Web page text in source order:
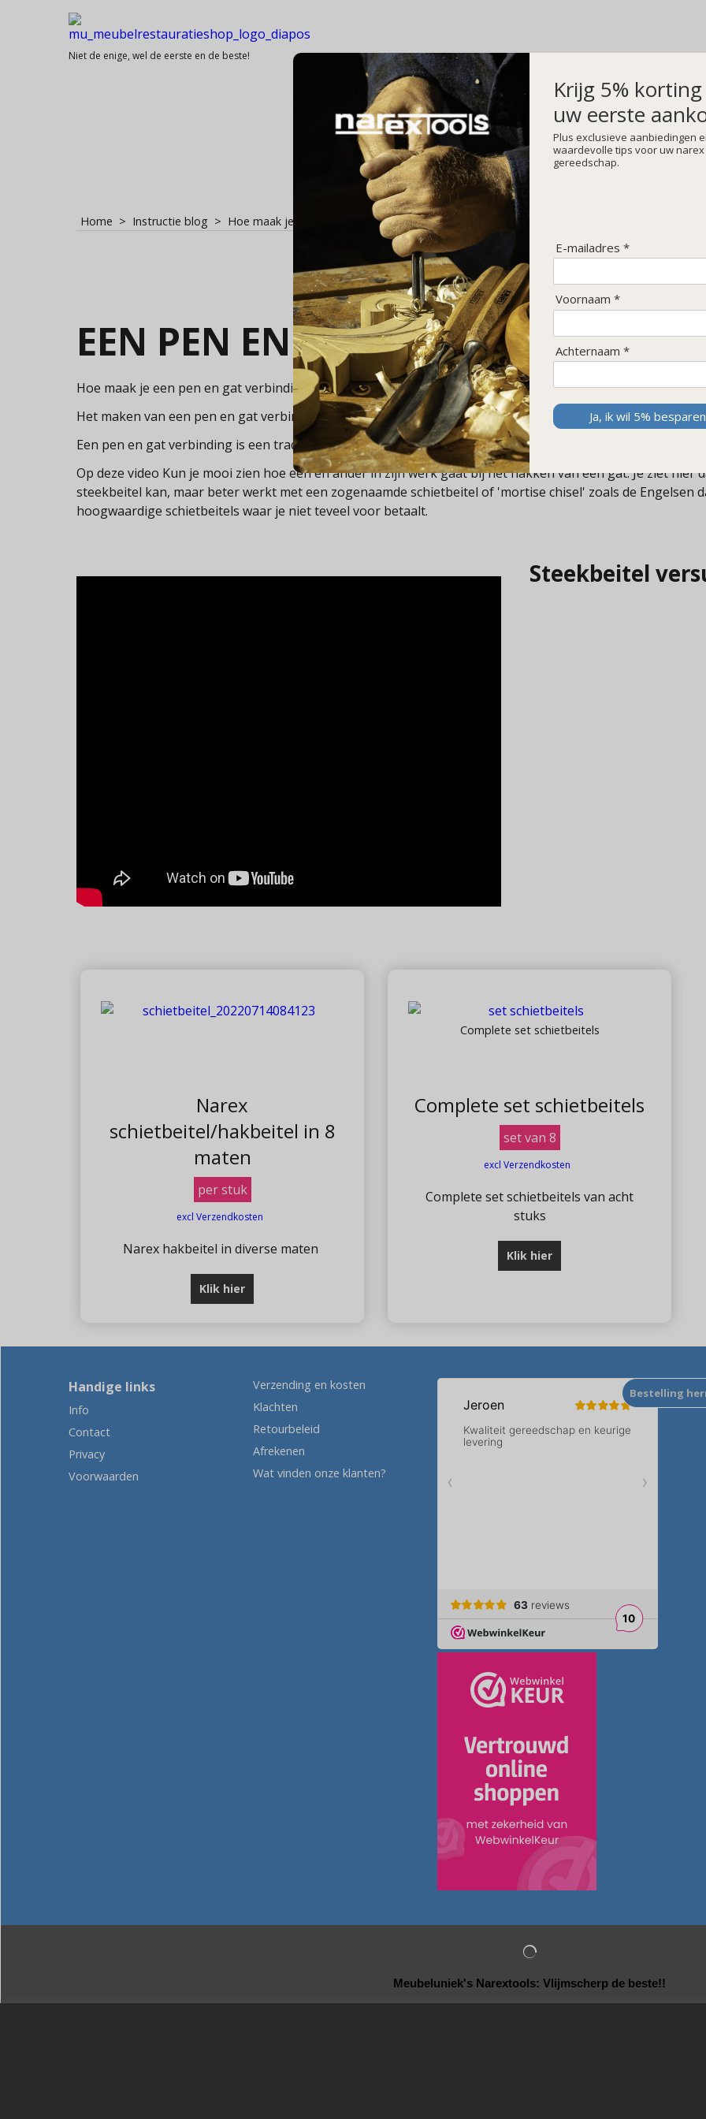
Niet de enige, wel de eerste en de beste!
GRATIS VERZENDING IN NEDERLAND VANAF €150,-
Ontvang 5% korting op uw eerste bestelling!
Home > Instructie blog > Hoe maak je een pen- en gat verbinding?
Een pen en gat verbinding
EEN PEN EN GAT VERBINDING
Hoe maak je een pen en gat verbinding?
Het maken van een pen en gat verbinding is niet zo ingewikkeld. We beperken ons op deze pagina even
Een pen en gat verbinding is een traditionele houtverbinding.
Op deze video Kun je mooi zien hoe een en ander in zijn werk gaat bij het hakken van een gat. Je ziet
steekbeitel kan, maar beter werkt met een zogenaamde schietbeitel of 'mortise chisel' zoals de Engelsen
hoogwaardige schietbeitels waar je niet teveel voor betaalt.
Steekbeitel
Narex
schietbeitel/hakbeitel in 8
maten
per stuk
excl Verzendkosten
Narex hakbeitel in diverse maten
Klik hier
Complete set schietbeitels
Complete set schietbeitels
set van 8
excl Verzendkosten
Complete set schietbeitels van acht
stuks
Klik hier
Handige links
Info
Contact
Privacy
Voorwaarden
Verzending en kosten
Klachten
Retourbeleid
Afrekenen
Wat vinden onze klanten?
Bestelling
Meubeluniek's Narextools: Vlijmscherp de beste!!
Krijg 5%
uw eerste
Plus exclusieve aanbiedingen
waardevolle tips voor uw narex
gereedschap.
E-mailadres *
Voornaam *
Achternaam *
Ja, ik wil 5% besparen